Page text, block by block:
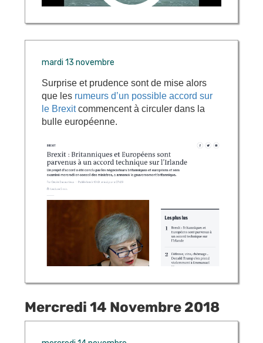
mardi 13 novembre
Surprise et prudence sont de mise alors
que les rumeurs d’un possible accord sur
le Brexitcommencent à circuler dans la
bulle européenne.
Mercredi 14 Novembre 2018